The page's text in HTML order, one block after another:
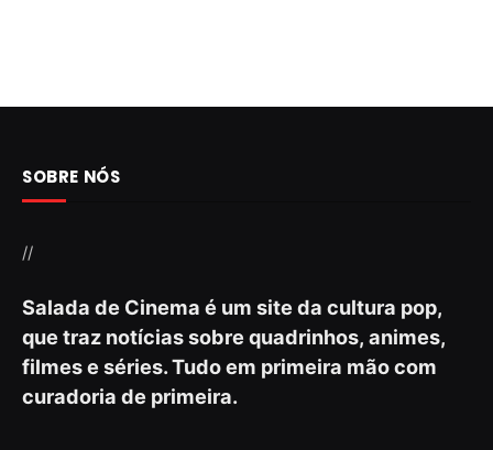
SOBRE NÓS
//
Salada de Cinema é um site da cultura pop,
que traz notícias sobre quadrinhos, animes,
filmes e séries. Tudo em primeira mão com
curadoria de primeira.